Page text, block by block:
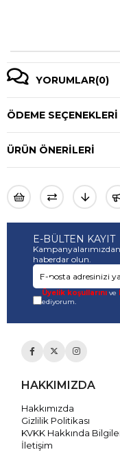
YORUMLAR(0)
ÖDEME SEÇENEKLERI
ÜRÜN ÖNERILERI
E-BÜLTEN KAYIT
haberdar olun.
Üyelik koşullarınıve
ediyorum.
HAKKIMIZDA
Hakkımızda
Gizlilik Politikası
KVKK Hakkında
İletişim